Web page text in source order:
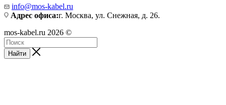
info@mos-kabel.ru
Адрес офиса:г. Москва, ул. Снежная, д. 26.
mos-kabel.ru 2026 ©
Найти